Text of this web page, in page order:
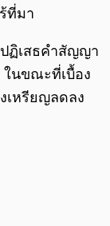
ที่มา
ปฏิเสธคำสัญญา
ในขณะที่เบื้อง
เหรียญลดลง